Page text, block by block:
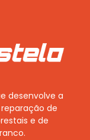
desenvolve a
de
e de